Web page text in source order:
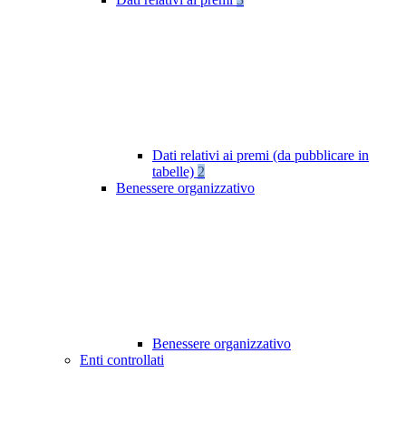
Dati relativi ai premi (da pubblicare in
tabelle) 2
Benessere organizzativo
Benessere organizzativo
Enti controllati